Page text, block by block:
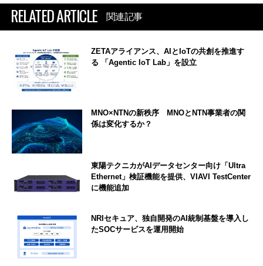
RELATED ARTICLE 関連記事
ZETAアライアンス、AIとIoTの共創を推進す
る 「Agentic IoT Lab」を設立
MNO×NTNの新秩序 MNOとNTN事業者の関
係は変化するか？
東陽テクニカがAIデータセンター向け「Ultra
Ethernet」検証機能を提供、VIAVI TestCenter
に機能追加
NRIセキュア、独自開発のAI統制基盤を導入し
たSOCサービスを運用開始